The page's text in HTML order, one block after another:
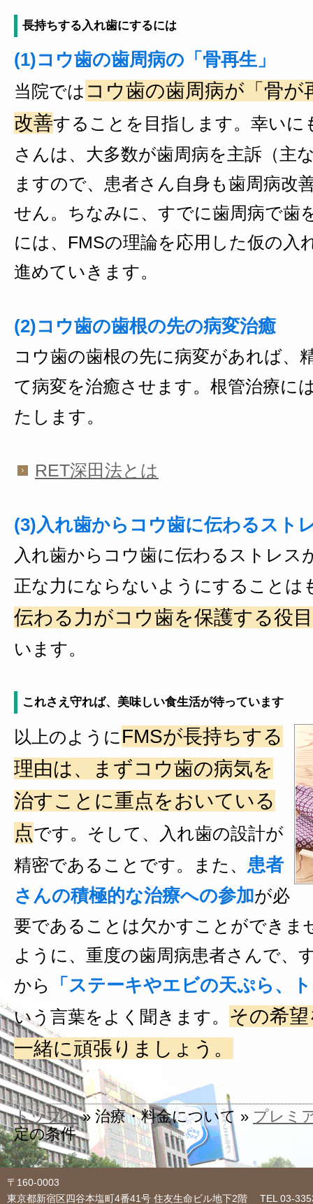
長持ちする入れ歯にするには
(1)コウ歯の歯周病の「骨再生」
当院では コウ歯の歯周病が「骨
改善することを目指します。幸いに
さんは、大多数が歯周病を主訴（主
ますので、患者さん自身も歯周病改
せん。ちなみに、すでに歯周病で歯
には、FMSの理論を応用した仮の入
進めていきます。
(2)コウ歯の歯根の先の病変治癒
コウ歯の歯根の先に病変があれば、
て病変を治癒させます。根管治療に
たします。
RET深田法とは
(3)入れ歯からコウ歯に伝わるスト
入れ歯からコウ歯に伝わるストレス
正な力にならないようにすることは
伝わる力がコウ歯を保護する役
います。
これさえ守れば、美味しい食生活が待っています
以上のように FMSが長持ちする
理由は、まずコウ歯の病気を
治すことに重点をおいている
点です。そして、入れ歯の設計が
精密であることです。また、 患者
さんの積極的な治療への参加が必
要であることは欠かすことができま
ように、重度の歯周病患者さんで、
から
「ステーキやエビの天ぷら、
いう言葉をよく聞きます。 その希
一緒に頑張りましょう。
トップへ» 治療・料金について » プレミ
定の条件
〒160-0003
東京都新宿区四谷本塩町4番41号 住友生命ビル地下2階 TEL 03-